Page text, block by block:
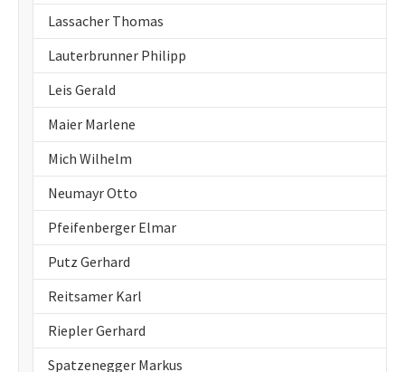
Lassacher Thomas
Lauterbrunner Philipp
Leis Gerald
Maier Marlene
Mich Wilhelm
Neumayr Otto
Pfeifenberger Elmar
Putz Gerhard
Reitsamer Karl
Riepler Gerhard
Spatzenegger Markus